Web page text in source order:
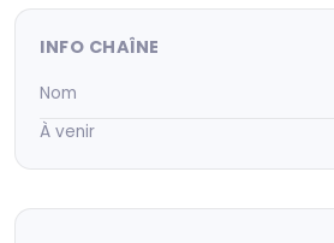
INFO CHAÎNE
Nom
À venir